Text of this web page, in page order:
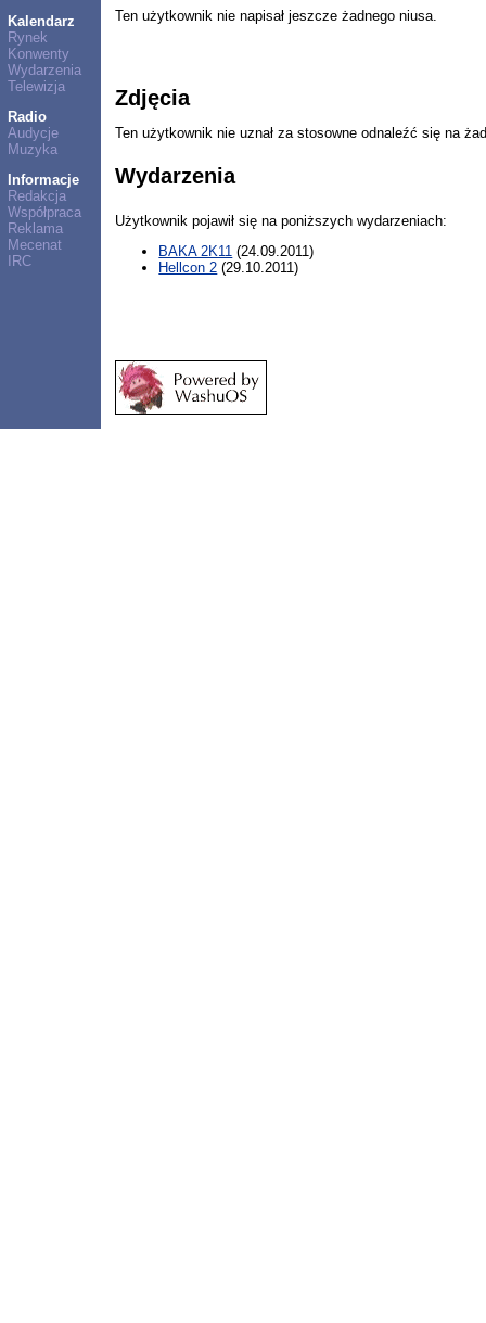
Kalendarz
Rynek
Konwenty
Wydarzenia
Telewizja
Radio
Audycje
Muzyka
Informacje
Redakcja
Współpraca
Reklama
Mecenat
IRC
Ten użytkownik nie napisał jeszcze żadnego niusa.
Zdjęcia
Ten użytkownik nie uznał za stosowne odnaleźć się na
Wydarzenia
Użytkownik pojawił się na poniższych wydarzeniach:
BAKA 2K11 (24.09.2011)
Hellcon 2 (29.10.2011)